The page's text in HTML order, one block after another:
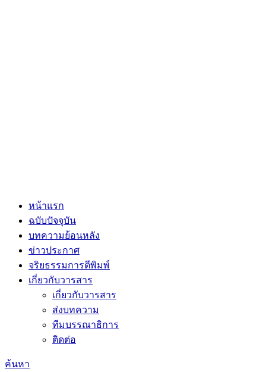
หน้าแรก
ฉบับปัจจุบัน
บทความย้อนหลัง
ข่าวประกาศ
จริยธรรมการตีพิมพ์
เกี่ยวกับวารสาร
เกี่ยวกับวารสาร
ส่งบทความ
ทีมบรรณาธิการ
ติดต่อ
ค้นหา